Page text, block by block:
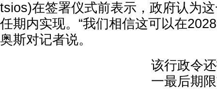
tsios)在签署仪式前表示，政府认为
任期内实现。“我们相信这可以在
奥斯对记者说。
该行政令
一最后期